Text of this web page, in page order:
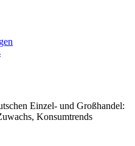
Einzel- und Großhandel:
Konsumtrends